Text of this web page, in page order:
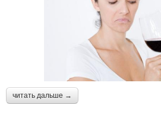
читать дальше →